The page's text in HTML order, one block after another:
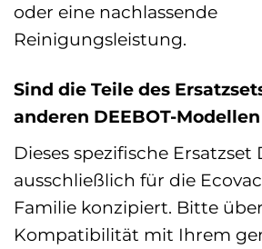
oder eine nachlassende
Reinigungsleistung.
Sind die Teile des
anderen DEEBOT-
Dieses spezifische Ersatzset
ausschließlich für die
Familie konzipiert. Bitte
Kompatibilität mit Ihrem